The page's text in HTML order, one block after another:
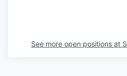
See more open positions at